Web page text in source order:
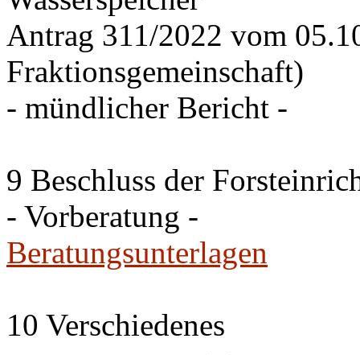
Antrag 311/2022 vom
Fraktionsgemeinschaft)
- mündlicher Bericht -
9 Beschluss der
- Vorberatung -
Beratungsunterlagen
10 Verschiedenes